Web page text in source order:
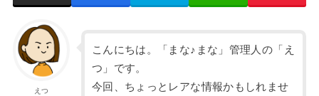
えつ
こんにちは。「まな♪まな」管理人の「え
つ」です。
今回、ちょっとレアな情報かもしれませ